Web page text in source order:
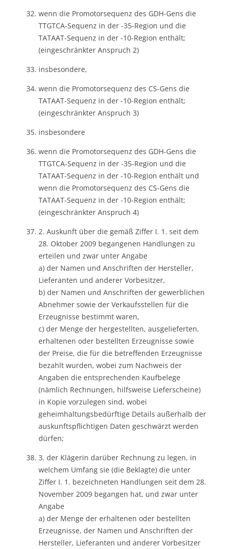
wenn die Promotorsequenz des GDH-Gens die
TTGTCA-Sequenz in der -35-Region und die
TATAAT-Sequenz in der -10-Region enthält;
(eingeschränkter Anspruch 2)
insbesondere,
wenn die Promotorsequenz des CS-Gens die
TATAAT-Sequenz in der -10-Region enthält;
(eingeschränkter Anspruch 3)
insbesondere
wenn die Promotorsequenz des GDH-Gens die
TTGTCA-Sequenz in der -35-Region und die
TATAAT-Sequenz in der -10-Region enthält und
wenn die Promotorsequenz des CS-Gens die
TATAAT-Sequenz in der -10-Region enthält;
(eingeschränkter Anspruch 4)
2. Auskunft über die gemäß Ziffer I. 1. seit dem
28. Oktober 2009 begangenen Handlungen zu
erteilen und zwar unter Angabe
a) der Namen und Anschriften der Hersteller,
Lieferanten und anderer Vorbesitzer,
b) der Namen und Anschriften der gewerblichen
Abnehmer sowie der Verkaufsstellen für die
Erzeugnisse bestimmt waren,
c) der Menge der hergestellten, ausgelieferten,
erhaltenen oder bestellten Erzeugnisse sowie
der Preise, die für die betreffenden Erzeugnisse
bezahlt wurden, wobei zum Nachweis der
Angaben die entsprechenden Kaufbelege
(nämlich Rechnungen, hilfsweise Lieferscheine)
in Kopie vorzulegen sind, wobei
geheimhaltungsbedürftige Details außerhalb der
auskunftspflichtigen Daten geschwärzt werden
dürfen;
3. der Klägerin darüber Rechnung zu legen, in
welchem Umfang sie (die Beklagte) die unter
Ziffer I. 1. bezeichneten Handlungen seit dem 28.
November 2009 begangen hat, und zwar unter
Angabe
a) der Menge der erhaltenen oder bestellten
Erzeugnisse, der Namen und Anschriften der
Hersteller, Lieferanten und anderer Vorbesitzer